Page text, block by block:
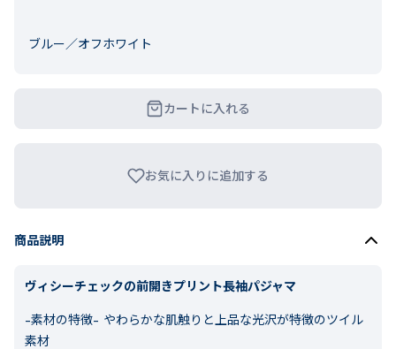
ブルー／オフホワイト
カートに入れる
お気に入りに追加する
商品説明
ヴィシーチェックの前開きプリント長袖パジャマ
-素材の特徴- やわらかな肌触りと上品な光沢が特徴のツイル
素材